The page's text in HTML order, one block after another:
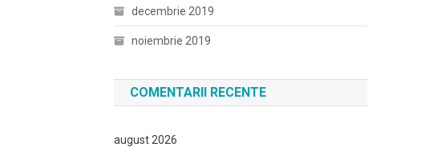
decembrie 2019
noiembrie 2019
COMENTARII RECENTE
august 2026